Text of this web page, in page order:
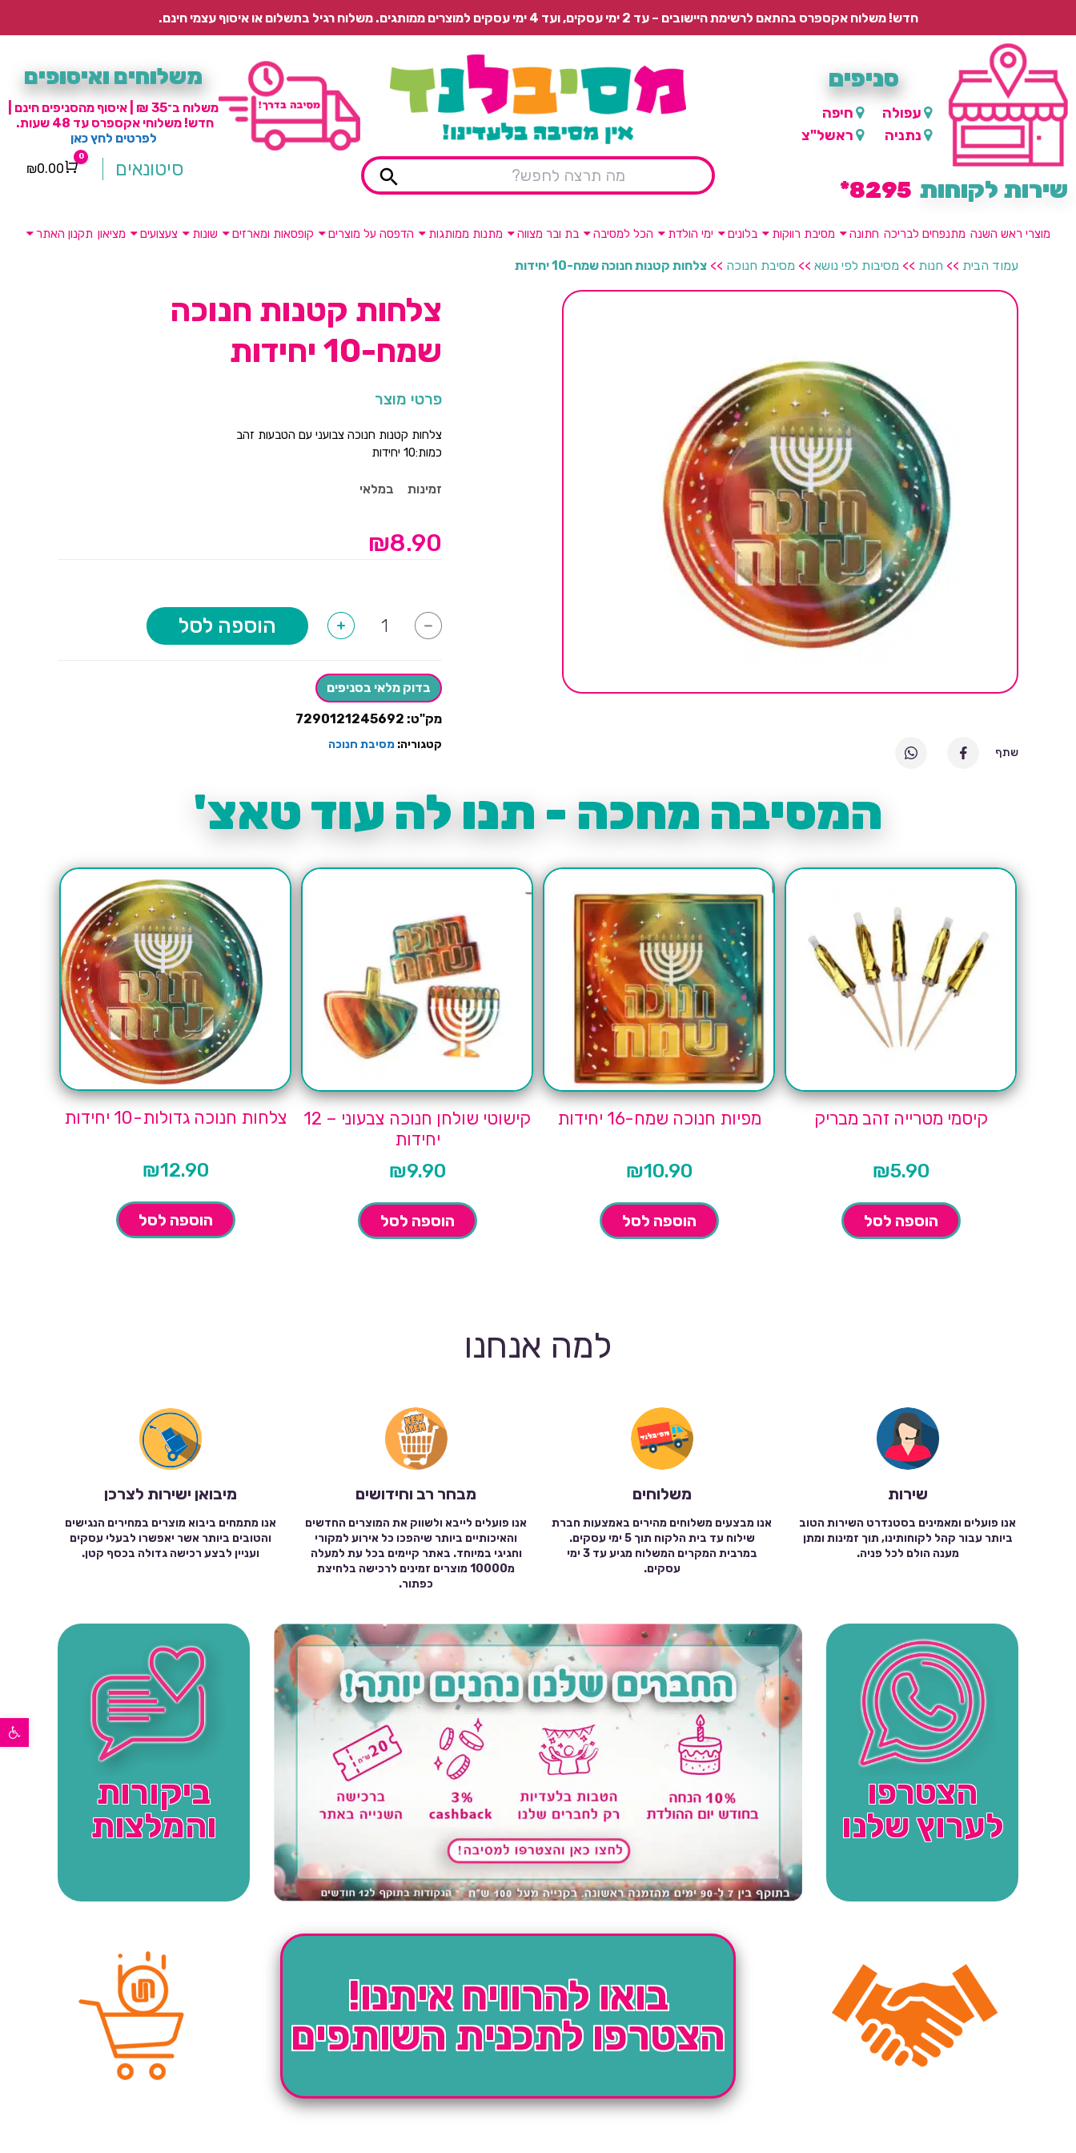
פתח סרגל נגישות
חדש! משלוח אקספרס בהתאם לרשימת היישובים – עד 2 ימי עסקים, ועד 4 ימי עסקים למוצרים ממותגים. משלוח רגיל בתשלום או איסוף עצמי חינם.
סניפים
עפולה
חיפה
נתניה
ראשל"צ
שירות לקוחות 8295*
משלוחים ואיסופים
משלוח ב־35 ₪ | איסוף מהסניפים חינם |
חדש! משלוחי אקספרס עד 48 שעות.
לפרטים לחץ כאן
סיטונאים Cart
0
₪0.00
מוצרי ראש השנה מתנפחים לבריכה חתונה מסיבת רווקות בלונים ימי הולדת הכל למסיבה בת ובר מצווה מתנות ממותגות הדפסה על מוצרים קופסאות ומארזים שונות צעצועים מציאון תקנון האתר
עמוד הבית >> חנות >> מסיבות לפי נושא >> מסיבת חנוכה >> צלחות קטנות חנוכה שמח-10 יחידות
שתף
צלחות קטנות חנוכה
שמח-10 יחידות
פרטי מוצר
צלחות קטנות חנוכה צבועני עם הטבעות זהב
כמות:10 יחידות
זמינות במלאי
₪8.90
-
של
שמח-10
יחידות
+ הוספה לסל
בדוק מלאי בסניפים
מק"ט: 7290121245692
קטגוריה: מסיבת חנוכה
המסיבה מחכה - תנו לה עוד טאצ'
קיסמי מטרייה זהב מבריק
₪5.90
הוספה לסל
מפיות חנוכה שמח-16 יחידות
₪10.90
הוספה לסל
קישוטי שולחן חנוכה צבעוני – 12
יחידות
₪9.90
הוספה לסל
צלחות חנוכה גדולות-10 יחידות
₪12.90
הוספה לסל
למה אנחנו
שירות
אנו פועלים ומאמינים בסטנדרט השירות הטוב
ביותר עבור קהל לקוחותינו, תוך זמינות ומתן
מענה הולם לכל פניה.
משלוחים
אנו מבצעים משלוחים מהירים באמצעות חברת
שילוח עד בית הלקוח תוך 5 ימי עסקים.
במרבית המקרים המשלוח מגיע עד 3 ימי
עסקים.
מבחר רב וחידושים
אנו פועלים לייבא ולשווק את המוצרים החדשים
והאיכותיים ביותר שיהפכו כל אירוע למקורי
וחגיגי במיוחד. באתר קיימים בכל עת למעלה
מ10000 מוצרים זמינים לרכישה בלחיצת
כפתור.
מיבואן ישירות לצרכן
אנו מתמחים ביבוא מוצרים במחירים הנגישים
והטובים ביותר אשר יאפשרו לבעלי עסקים
ועניין לבצע רכישה גדולה בכסף קטן.
הצטרפו
לערוץ שלנו
ביקורות
והמלצות
בואו להרוויח איתנו!
הצטרפו לתכנית השותפים